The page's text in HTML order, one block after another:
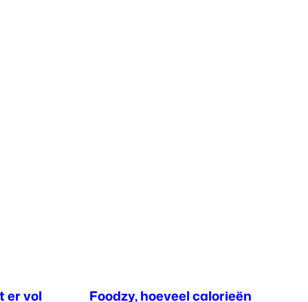
er vol
Foodzy, hoeveel calorieën